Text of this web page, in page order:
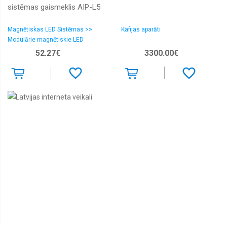
sistēmas gaismeklis AIP-L5
Magnētiskas LED Sistēmas >>
Modulārie magnētiskie LED
Gaismekļi "Lusso"
52.27€
Kafijas aparāti
3300.00€